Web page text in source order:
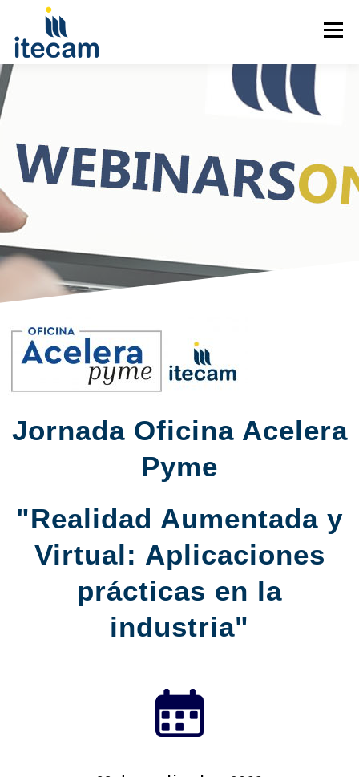
Menú
CURSOS POR TEMÁTICA
WEBINARS CAMPUS VIRTUAL CONTACTO
Jornada Oficina Acelera
Pyme
"Realidad Aumentada y
Virtual: Aplicaciones
prácticas en la
industria"